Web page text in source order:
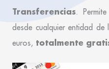
Transferencias.
desde cualquier entidad
euros, totalmente